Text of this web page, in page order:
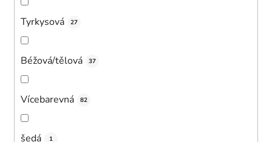
Tyrkysová 27
Béžová/tělová 37
Vícebarevná 82
šedá 1